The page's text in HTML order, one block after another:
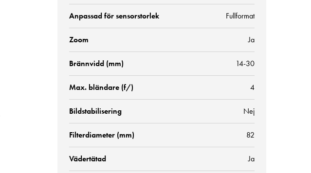
Anpassad för sensorstorlek Fullformat
Zoom Ja
Brännvidd (mm) 14-30
Max. bländare (f/) 4
Bildstabilisering Nej
Filterdiameter (mm) 82
Vädertätad Ja